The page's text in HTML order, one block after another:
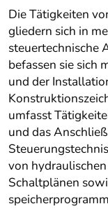
Die Tätigkeiten
gliedern sich in
steuertechnische
befassen sie sich
und der
umfasst
und das
von
Schaltplänen